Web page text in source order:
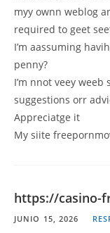
myy ownn weblog
required to geet
I’m aassuming
penny?
I’m nnot veey weeb
suggestions orr
Appreciatge it
My siite
https://casino-
JUNIO 15, 2026